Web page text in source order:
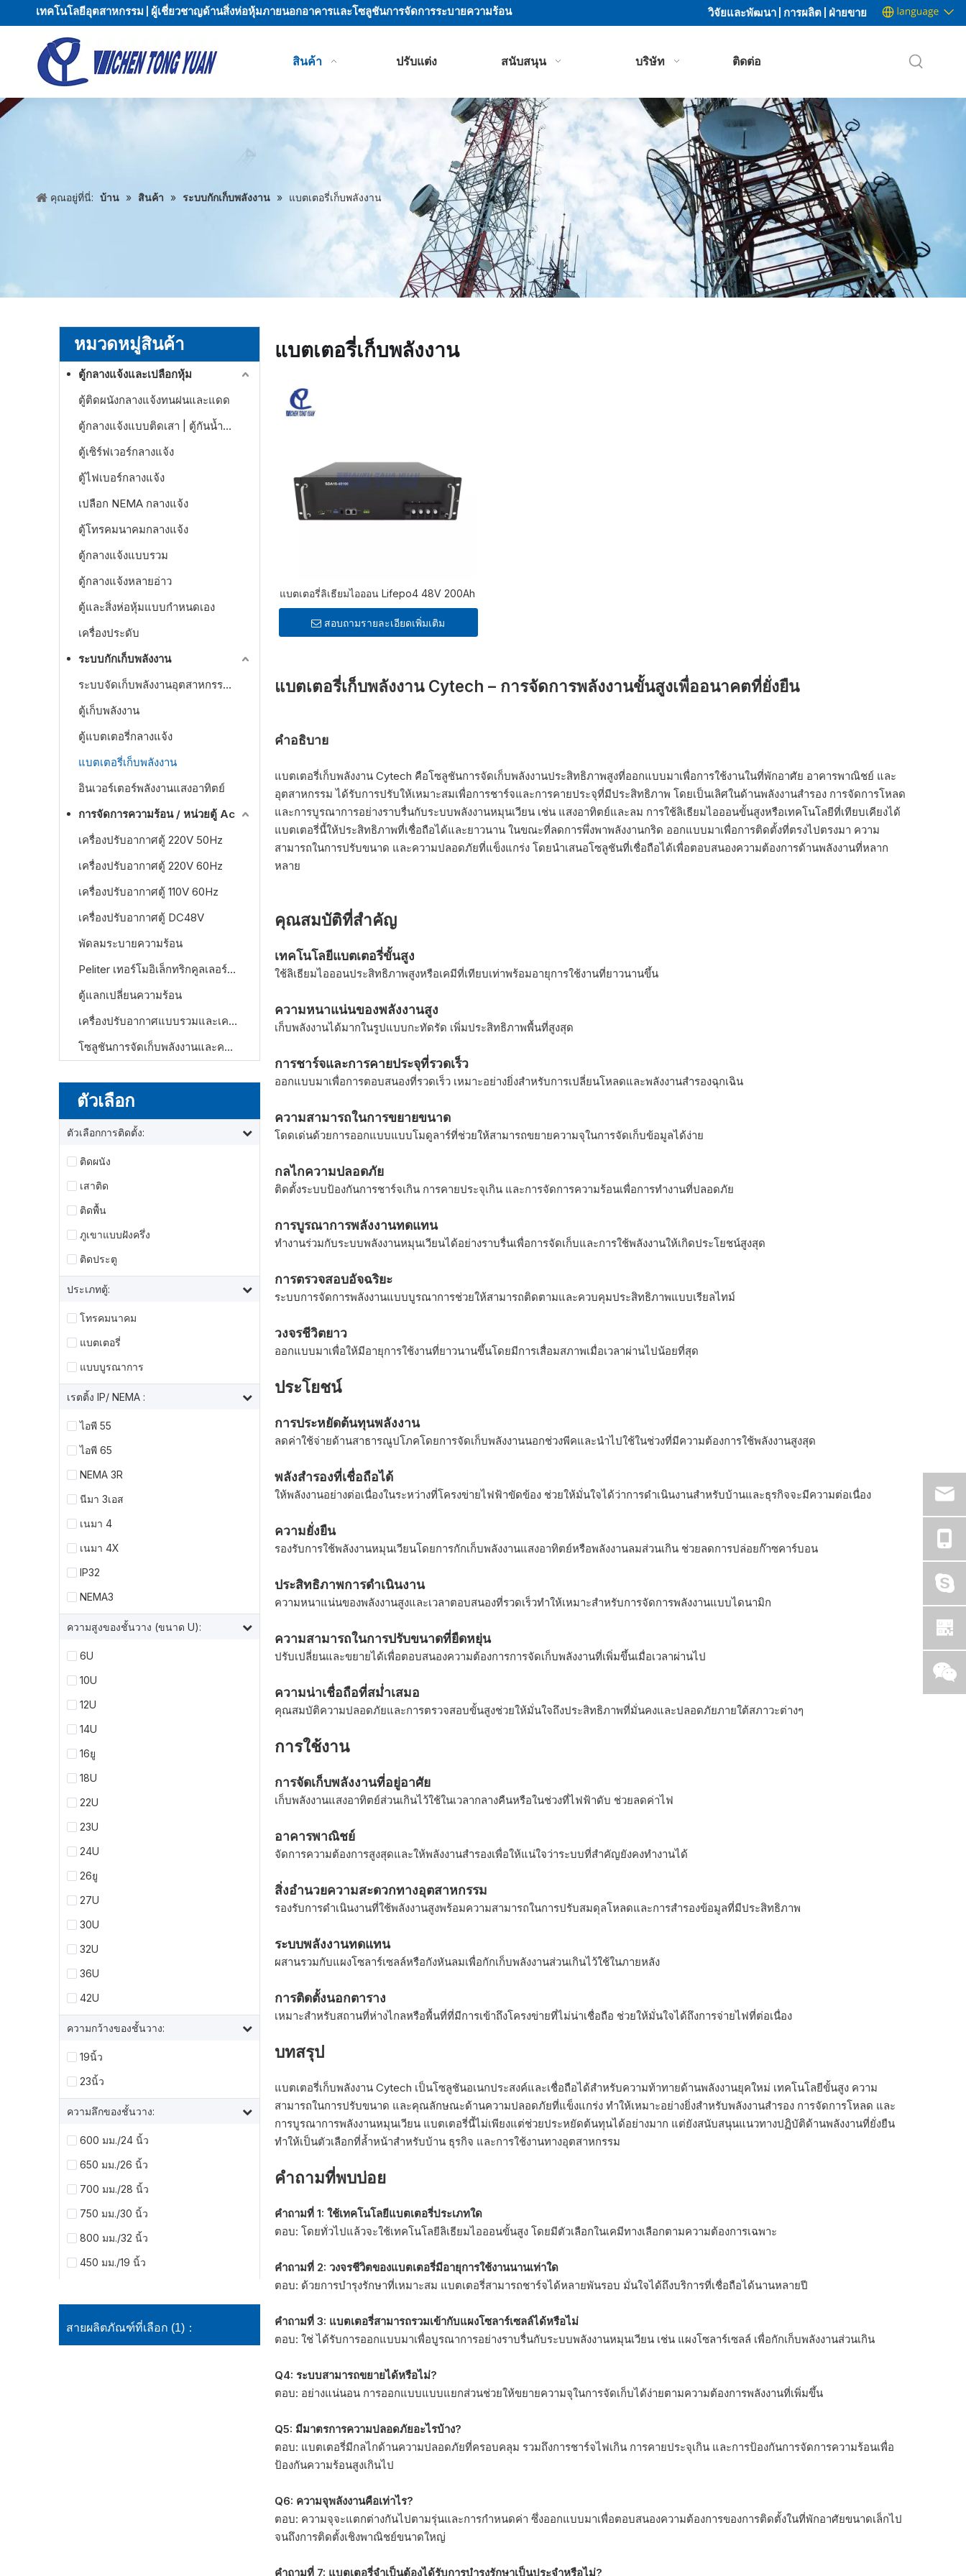
เทคโนโลยีอุตสาหกรรม | ผู้เชี่ยวชาญด้านสิ่งห่อหุ้มภายนอกอาคารและโซลูชันการจัดการระบายความร้อน วิจัยและพัฒนา | การผลิต | ฝ่ายขาย
สินค้า ปรับแต่ง สนับสนุน บริษัท ติดต่อ
คุณอยู่ที่นี่: บ้าน » สินค้า » ระบบกักเก็บพลังงาน » แบตเตอรี่เก็บพลังงาน
หมวดหมู่สินค้า
ตู้กลางแจ้งและเปลือกหุ้ม
ตู้ติดผนังกลางแจ้งทนฝนและแดด
ตู้กลางแจ้งแบบติดเสา | ตู้กันน้ำสำหรับระบบโทรคมนาคมและระบบไฟฟ้า
ตู้เซิร์ฟเวอร์กลางแจ้ง
ตู้ไฟเบอร์กลางแจ้ง
เปลือก NEMA กลางแจ้ง
ตู้โทรคมนาคมกลางแจ้ง
ตู้กลางแจ้งแบบรวม
ตู้กลางแจ้งหลายอ่าว
ตู้และสิ่งห่อหุ้มแบบกำหนดเอง
เครื่องประดับ
ระบบกักเก็บพลังงาน
ระบบจัดเก็บพลังงานอุตสาหกรรมและเชิงพาณิชย์
ตู้เก็บพลังงาน
ตู้แบตเตอรี่กลางแจ้ง
แบตเตอรี่เก็บพลังงาน
อินเวอร์เตอร์พลังงานแสงอาทิตย์
การจัดการความร้อน / หน่วยตู้ Ac
เครื่องปรับอากาศตู้ 220V 50Hz
เครื่องปรับอากาศตู้ 220V 60Hz
เครื่องปรับอากาศตู้ 110V 60Hz
เครื่องปรับอากาศตู้ DC48V
พัดลมระบายความร้อน
Peliter เทอร์โมอิเล็กทริกคูลเลอร์(TECคูลเลอร์)
ตู้แลกเปลี่ยนความร้อน
เครื่องปรับอากาศแบบรวมและเครื่องแลกเปลี่ยนความร้อน
โซลูชันการจัดเก็บพลังงานและความเย็นของศูนย์ข้อมูล
ตัวเลือก
ตัวเลือกการติดตั้ง:
ติดผนัง
เสาติด
ติดพื้น
ภูเขาแบบฝังครึ่ง
ติดประตู
ประเภทตู้:
โทรคมนาคม
แบตเตอรี่
แบบบูรณาการ
เรตติ้ง IP/ NEMA :
ไอพี 55
ไอพี 65
NEMA 3R
นีมา 3เอส
เนมา 4
เนมา 4X
IP32
NEMA3
ความสูงของชั้นวาง (ขนาด U):
6U
10U
12U
14U
16ยู
18U
22U
23U
24U
26ยู
27U
30U
32U
36U
42U
ความกว้างของชั้นวาง:
19นิ้ว
23นิ้ว
ความลึกของชั้นวาง:
600 มม./24 นิ้ว
650 มม./26 นิ้ว
700 มม./28 นิ้ว
750 มม./30 นิ้ว
800 มม./32 นิ้ว
450 มม./19 นิ้ว
สายผลิตภัณฑ์ที่เลือก (1)：
แบตเตอรี่เก็บพลังงาน
แบตเตอรี่ลิเธียมไอออน Lifepo4 48V 200Ah
สอบถามรายละเอียดเพิ่มเติม
แบตเตอรี่เก็บพลังงาน Cytech – การจัดการพลังงานขั้นสูงเพื่ออนาคตที่ยั่งยืน
คำอธิบาย
แบตเตอรี่เก็บพลังงาน Cytech คือโซลูชันการจัดเก็บพลังงานประสิทธิภาพสูงที่ออกแบบมาเพื่อการใช้งานในที่พักอาศัย อาคารพาณิชย์ และ
อุตสาหกรรม ได้รับการปรับให้เหมาะสมเพื่อการชาร์จและการคายประจุที่มีประสิทธิภาพ โดยเป็นเลิศในด้านพลังงานสำรอง การจัดการโหลด
และการบูรณาการอย่างราบรื่นกับระบบพลังงานหมุนเวียน เช่น แสงอาทิตย์และลม การใช้ลิเธียมไอออนขั้นสูงหรือเทคโนโลยีที่เทียบเคียงได้
แบตเตอรี่นี้ให้ประสิทธิภาพที่เชื่อถือได้และยาวนาน ในขณะที่ลดการพึ่งพาพลังงานกริด ออกแบบมาเพื่อการติดตั้งที่ตรงไปตรงมา ความ
สามารถในการปรับขนาด และความปลอดภัยที่แข็งแกร่ง โดยนำเสนอโซลูชันที่เชื่อถือได้เพื่อตอบสนองความต้องการด้านพลังงานที่หลาก
หลาย
คุณสมบัติที่สำคัญ
เทคโนโลยีแบตเตอรี่ขั้นสูง
ใช้ลิเธียมไอออนประสิทธิภาพสูงหรือเคมีที่เทียบเท่าพร้อมอายุการใช้งานที่ยาวนานขึ้น
ความหนาแน่นของพลังงานสูง
เก็บพลังงานได้มากในรูปแบบกะทัดรัด เพิ่มประสิทธิภาพพื้นที่สูงสุด
การชาร์จและการคายประจุที่รวดเร็ว
ออกแบบมาเพื่อการตอบสนองที่รวดเร็ว เหมาะอย่างยิ่งสำหรับการเปลี่ยนโหลดและพลังงานสำรองฉุกเฉิน
ความสามารถในการขยายขนาด
โดดเด่นด้วยการออกแบบแบบโมดูลาร์ที่ช่วยให้สามารถขยายความจุในการจัดเก็บข้อมูลได้ง่าย
กลไกความปลอดภัย
ติดตั้งระบบป้องกันการชาร์จเกิน การคายประจุเกิน และการจัดการความร้อนเพื่อการทำงานที่ปลอดภัย
การบูรณาการพลังงานทดแทน
ทำงานร่วมกับระบบพลังงานหมุนเวียนได้อย่างราบรื่นเพื่อการจัดเก็บและการใช้พลังงานให้เกิดประโยชน์สูงสุด
การตรวจสอบอัจฉริยะ
ระบบการจัดการพลังงานแบบบูรณาการช่วยให้สามารถติดตามและควบคุมประสิทธิภาพแบบเรียลไทม์
วงจรชีวิตยาว
ออกแบบมาเพื่อให้มีอายุการใช้งานที่ยาวนานขึ้นโดยมีการเสื่อมสภาพเมื่อเวลาผ่านไปน้อยที่สุด
ประโยชน์
การประหยัดต้นทุนพลังงาน
ลดค่าใช้จ่ายด้านสาธารณูปโภคโดยการจัดเก็บพลังงานนอกช่วงพีคและนำไปใช้ในช่วงที่มีความต้องการใช้พลังงานสูงสุด
พลังสำรองที่เชื่อถือได้
ให้พลังงานอย่างต่อเนื่องในระหว่างที่โครงข่ายไฟฟ้าขัดข้อง ช่วยให้มั่นใจได้ว่าการดำเนินงานสำหรับบ้านและธุรกิจจะมีความต่อเนื่อง
ความยั่งยืน
รองรับการใช้พลังงานหมุนเวียนโดยการกักเก็บพลังงานแสงอาทิตย์หรือพลังงานลมส่วนเกิน ช่วยลดการปล่อยก๊าซคาร์บอน
ประสิทธิภาพการดำเนินงาน
ความหนาแน่นของพลังงานสูงและเวลาตอบสนองที่รวดเร็วทำให้เหมาะสำหรับการจัดการพลังงานแบบไดนามิก
ความสามารถในการปรับขนาดที่ยืดหยุ่น
ปรับเปลี่ยนและขยายได้เพื่อตอบสนองความต้องการการจัดเก็บพลังงานที่เพิ่มขึ้นเมื่อเวลาผ่านไป
ความน่าเชื่อถือที่สม่ำเสมอ
คุณสมบัติความปลอดภัยและการตรวจสอบขั้นสูงช่วยให้มั่นใจถึงประสิทธิภาพที่มั่นคงและปลอดภัยภายใต้สภาวะต่างๆ
การใช้งาน
การจัดเก็บพลังงานที่อยู่อาศัย
เก็บพลังงานแสงอาทิตย์ส่วนเกินไว้ใช้ในเวลากลางคืนหรือในช่วงที่ไฟฟ้าดับ ช่วยลดค่าไฟ
อาคารพาณิชย์
จัดการความต้องการสูงสุดและให้พลังงานสำรองเพื่อให้แน่ใจว่าระบบที่สำคัญยังคงทำงานได้
สิ่งอำนวยความสะดวกทางอุตสาหกรรม
รองรับการดำเนินงานที่ใช้พลังงานสูงพร้อมความสามารถในการปรับสมดุลโหลดและการสำรองข้อมูลที่มีประสิทธิภาพ
ระบบพลังงานทดแทน
ผสานรวมกับแผงโซลาร์เซลล์หรือกังหันลมเพื่อกักเก็บพลังงานส่วนเกินไว้ใช้ในภายหลัง
การติดตั้งนอกตาราง
เหมาะสำหรับสถานที่ห่างไกลหรือพื้นที่ที่มีการเข้าถึงโครงข่ายที่ไม่น่าเชื่อถือ ช่วยให้มั่นใจได้ถึงการจ่ายไฟที่ต่อเนื่อง
บทสรุป
แบตเตอรี่เก็บพลังงาน Cytech เป็นโซลูชันอเนกประสงค์และเชื่อถือได้สำหรับความท้าทายด้านพลังงานยุคใหม่ เทคโนโลยีขั้นสูง ความ
สามารถในการปรับขนาด และคุณลักษณะด้านความปลอดภัยที่แข็งแกร่ง ทำให้เหมาะอย่างยิ่งสำหรับพลังงานสำรอง การจัดการโหลด และ
การบูรณาการพลังงานหมุนเวียน แบตเตอรี่นี้ไม่เพียงแต่ช่วยประหยัดต้นทุนได้อย่างมาก แต่ยังสนับสนุนแนวทางปฏิบัติด้านพลังงานที่ยั่งยืน
ทำให้เป็นตัวเลือกที่ล้ำหน้าสำหรับบ้าน ธุรกิจ และการใช้งานทางอุตสาหกรรม
คำถามที่พบบ่อย
คำถามที่ 1: ใช้เทคโนโลยีแบตเตอรี่ประเภทใด
ตอบ: โดยทั่วไปแล้วจะใช้เทคโนโลยีลิเธียมไอออนขั้นสูง โดยมีตัวเลือกในเคมีทางเลือกตามความต้องการเฉพาะ
คำถามที่ 2: วงจรชีวิตของแบตเตอรี่มีอายุการใช้งานนานเท่าใด
ตอบ: ด้วยการบำรุงรักษาที่เหมาะสม แบตเตอรี่สามารถชาร์จได้หลายพันรอบ มั่นใจได้ถึงบริการที่เชื่อถือได้นานหลายปี
คำถามที่ 3: แบตเตอรี่สามารถรวมเข้ากับแผงโซลาร์เซลล์ได้หรือไม่
ตอบ: ใช่ ได้รับการออกแบบมาเพื่อบูรณาการอย่างราบรื่นกับระบบพลังงานหมุนเวียน เช่น แผงโซลาร์เซลล์ เพื่อกักเก็บพลังงานส่วนเกิน
Q4: ระบบสามารถขยายได้หรือไม่?
ตอบ: อย่างแน่นอน การออกแบบแบบแยกส่วนช่วยให้ขยายความจุในการจัดเก็บได้ง่ายตามความต้องการพลังงานที่เพิ่มขึ้น
Q5: มีมาตรการความปลอดภัยอะไรบ้าง?
ตอบ: แบตเตอรี่มีกลไกด้านความปลอดภัยที่ครอบคลุม รวมถึงการชาร์จไฟเกิน การคายประจุเกิน และการป้องกันการจัดการความร้อนเพื่อ
ป้องกันความร้อนสูงเกินไป
Q6: ความจุพลังงานคือเท่าไร?
ตอบ: ความจุจะแตกต่างกันไปตามรุ่นและการกำหนดค่า ซึ่งออกแบบมาเพื่อตอบสนองความต้องการของการติดตั้งในที่พักอาศัยขนาดเล็กไป
จนถึงการติดตั้งเชิงพาณิชย์ขนาดใหญ่
คำถามที่ 7: แบตเตอรี่จำเป็นต้องได้รับการบำรุงรักษาเป็นประจำหรือไม่?